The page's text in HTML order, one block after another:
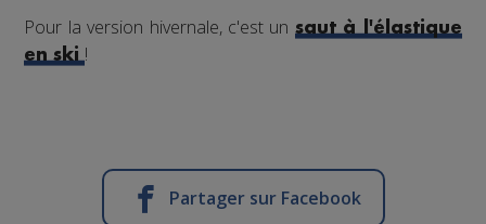
Pour la version hivernale, c'est un saut à l'élastique
en ski !
Partager sur Facebook